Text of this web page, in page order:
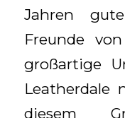
Jahren
Freunde
großartige
Leatherdale
diesem